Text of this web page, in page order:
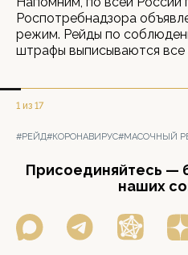
Роспотребнадзора
режим. Рейды по
штрафы выписываются все
1 из 17
#РЕЙД#КОРОНАВИРУС#МАСОЧНЫЙ
Присоединяйтесь —
наших